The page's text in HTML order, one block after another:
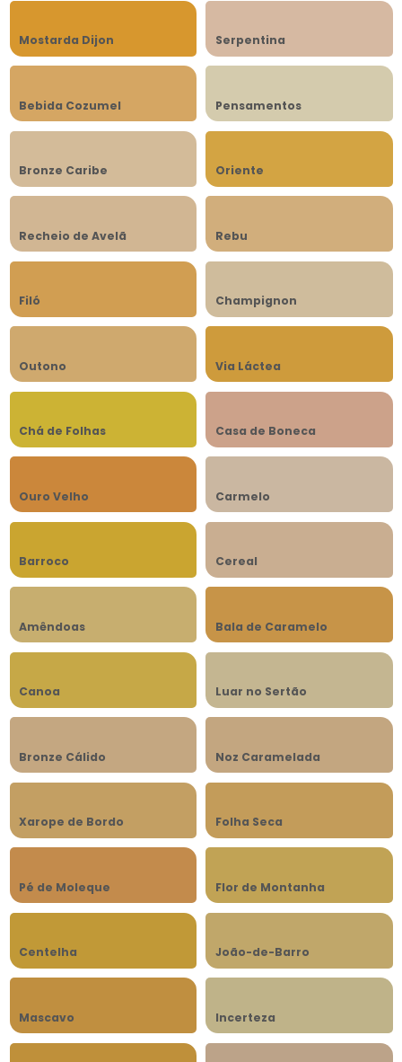
Mostarda Dijon Serpentina
Bebida Cozumel Pensamentos
Bronze Caribe Oriente
Recheio de Avelã Rebu
Filó Champignon
Outono Via Láctea
Chá de Folhas Casa de Boneca
Ouro Velho Carmelo
Barroco Cereal
Amêndoas Bala de Caramelo
Canoa Luar no Sertão
Bronze Cálido Noz Caramelada
Xarope de Bordo Folha Seca
Pé de Moleque Flor de Montanha
Centelha João-de-Barro
Mascavo Incerteza